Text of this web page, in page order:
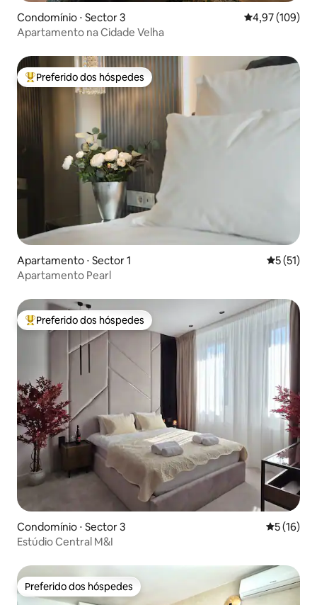
Condomínio ⋅ Sector 3 4,97 de uma
4,97 (109)
Apartamento na Cidade Velha
Entre os melhores preferidos dos hóspedes
Preferido dos hóspedes
Apartamento ⋅ Sector 1 5 de uma
5 (51)
Apartamento Pearl
Entre os melhores preferidos dos hóspedes
Preferido dos hóspedes
Condomínio ⋅ Sector 3 5 de uma
5 (16)
Estúdio Central M&I
Preferido dos hóspedes
Preferido dos hóspedes